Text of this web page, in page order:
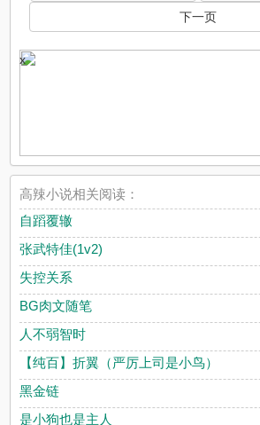
下一页
x
高辣小说相关阅读：
自蹈覆辙
张武特佳(1v2)
失控关系
BG肉文随笔
人不弱智时
【纯百】折翼（严厉上司是小鸟）
黑金链
是小狗也是主人